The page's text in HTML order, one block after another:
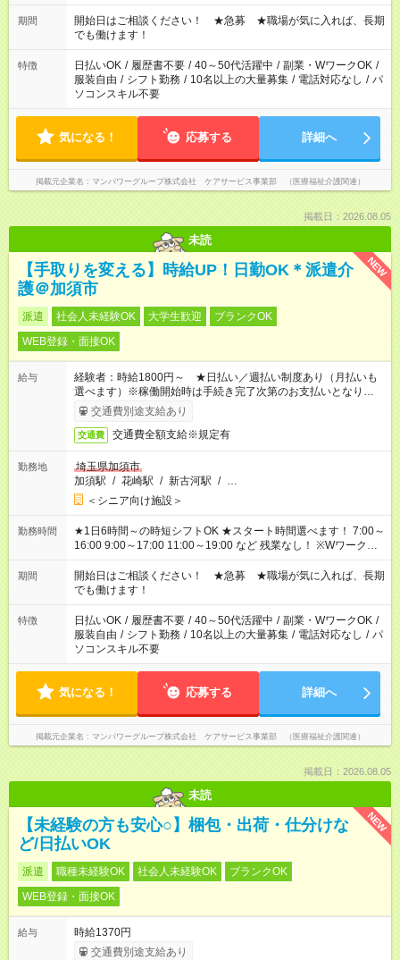
場合、他のお仕事と合わせ週40時間超の就業はご案内できませ
ん ※法令に基づき、週20時間以上勤務は社会保険への加入対象
となります ※労働者派遣法（日雇い派遣の原則禁止）により、
短時間・短期間の就業はご案内が難しい場合があります
期間
開始日はご相談ください！ ★急募 ★職場が気に入れば、長期
でも働けます！
特徴 日払いOK / 履歴書不要 / 40～50代活躍中 / 副業・WワークOK /
服装自由 / シフト勤務 / 10名以上の大量募集 / 電話対応なし / パ
ソコンスキル不要
気になる！ 応募する 詳細へ
掲載元企業名 マンパワーグループ株式会社 ケアサービス事業部 （医療福祉介護関連）
掲載日：2026.08.05
未読
NEW
【手取りを変える】時給UP！日勤OK＊派遣介
護＠加須市
派遣 社会人未経験OK 大学生歓迎
ブランクOK
WEB登録・面接OK
給与
経験者：時給1800円～ ★日払い／週払い制度あり（月払いも
選べます）※稼働開始時は手続き完了次第のお支払いとなりま
す。交通費別途支給あり
交通費 交通費全額支給※規定有
勤務地
埼玉県加須市
加須駅 / 花崎駅 / 新古河駅 / …
＜シニア向け施設＞
勤務時間
★1日6時間～の時短シフトOK ★スタート時間選べます！ 7:00～
16:00 9:00～17:00 11:00～19:00 など 残業なし！ ※Wワークの
場合、他のお仕事と合わせ週40時間超の就業はご案内できませ
ん ※法令に基づき、週20時間以上勤務は社会保険への加入対象
となります ※労働者派遣法（日雇い派遣の原則禁止）により、
短時間・短期間の就業はご案内が難しい場合があります
期間
開始日はご相談ください！ ★急募 ★職場が気に入れば、長期
でも働けます！
特徴 日払いOK / 履歴書不要 / 40～50代活躍中 / 副業・WワークOK /
服装自由 / シフト勤務 / 10名以上の大量募集 / 電話対応なし / パ
ソコンスキル不要
気になる！ 応募する 詳細へ
掲載元企業名 マンパワーグループ株式会社 ケアサービス事業部 （医療福祉介護関連）
掲載日：2026.08.05
未読
NEW
【未経験の方も安心○】梱包・出荷・仕分けな
ど/日払いOK
派遣 職種未経験OK 社会人未経験OK
ブランクOK
WEB登録・面接OK
給与
時給1370円
交通費別途支給あり